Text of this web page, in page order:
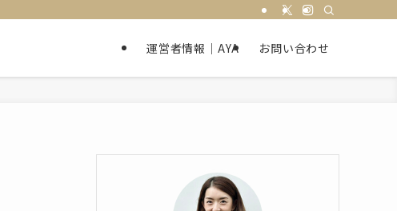
運営者情報｜AYA お問い合わせ